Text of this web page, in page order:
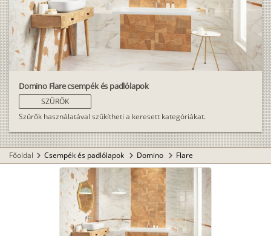
Domino Flare csempék és padlólapok
SZŰRŐK
Szűrők használatával szűkítheti a keresett kategóriákat.
Főoldal chevron_right Csempék és padlólapok chevron_right Domino chevron_right Flare